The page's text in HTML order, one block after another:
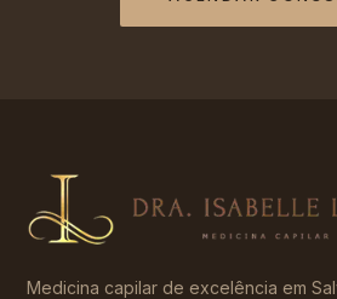
Medicina capilar de excelência em